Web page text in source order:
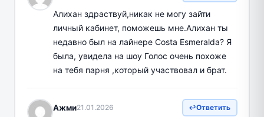
Алихан здраствуй,никак не могу зайти
личный кабинет, поможешь мне.Алихан ты
недавно был на лайнере Costa Esmeralda? Я
была, увидела на шоу Голос очень похоже
на тебя парня ,который участвовал и брат.
Ажми21.01.2026 Ответить